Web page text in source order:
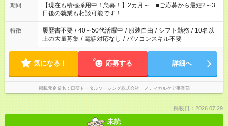
たくない」 など、ご希望を教えてくださいね。 ※Wワーク希望
の方へ 今ご覧のお仕事で希望する勤務時間と、もう1つのお仕事
の勤務時間。 合計で週40時間を超える場合は応募できません。
期間
【現在も積極採用中！急募！】2カ月～ ■ご応募から最短2～3
日後の就業も相談可能です！
特徴 履歴書不要 / 40～50代活躍中 / 服装自由 / シフト勤務 / 10名以
上の大量募集 / 電話対応なし / パソコンスキル不要
気になる！ 応募する 詳細へ
掲載元企業名 日研トータルソーシング株式会社 メディカルケア事業部
掲載日：2026.07.29
未読